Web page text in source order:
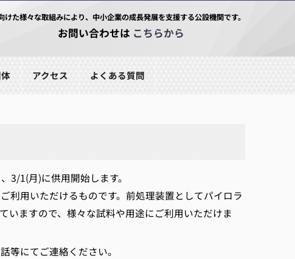
けた様々な取組みにより、中小企業の成長発展を支援する公設機関です。
お問い合わせは こちらから
アクセス よくある質問
3/1(月)に供用開始します。
利用いただけるものです。前処理装置としてパイロラ
いますので、様々な試料や用途にご利用いただけま
等にてご連絡ください。